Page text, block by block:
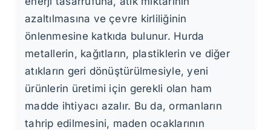
azaltılmasına ve çevre kirliliğinin
önlenmesine katkıda bulunur. Hurda
metallerin, kağıtların, plastiklerin ve diğer
atıkların geri dönüştürülmesiyle, yeni
ürünlerin üretimi için gerekli olan ham
madde ihtiyacı azalır. Bu da, ormanların
tahrip edilmesini, maden ocaklarının